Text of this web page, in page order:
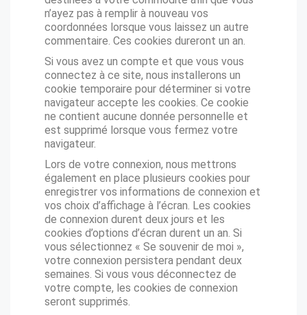
n’ayez pas à remplir à nouveau vos
coordonnées lorsque vous laissez un autre
commentaire. Ces cookies dureront un an.
Si vous avez un compte et que vous vous
connectez à ce site, nous installerons un
cookie temporaire pour déterminer si votre
navigateur accepte les cookies. Ce cookie
ne contient aucune donnée personnelle et
est supprimé lorsque vous fermez votre
navigateur.
Lors de votre connexion, nous mettrons
également en place plusieurs cookies pour
enregistrer vos informations de connexion et
vos choix d’affichage à l’écran. Les cookies
de connexion durent deux jours et les
cookies d’options d’écran durent un an. Si
vous sélectionnez « Se souvenir de moi »,
votre connexion persistera pendant deux
semaines. Si vous vous déconnectez de
votre compte, les cookies de connexion
seront supprimés.